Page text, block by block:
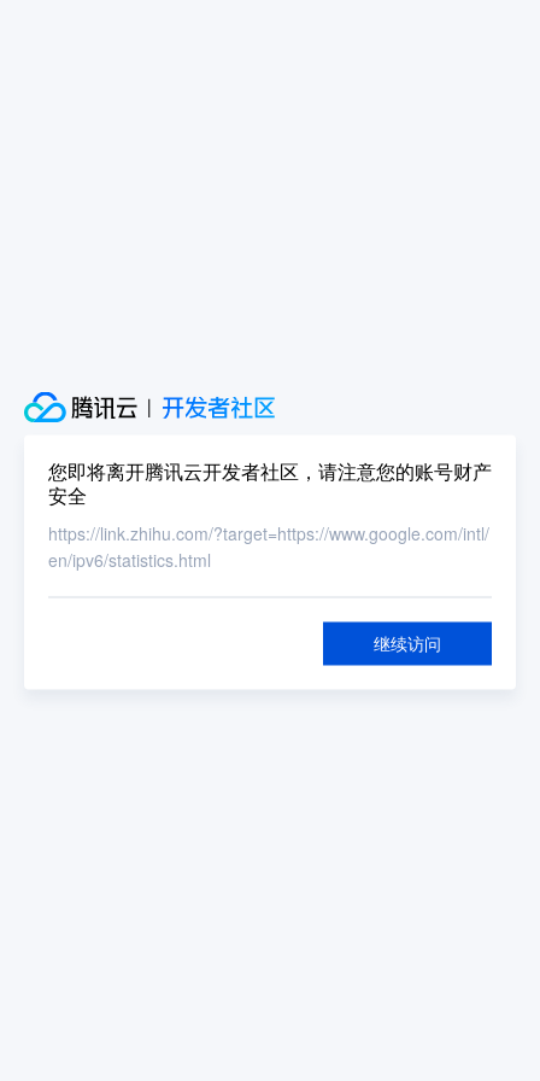
您即将离开腾讯云开发者社区，请注意您的账号财产
安全
https://link.zhihu.com/?target=https://www.google.com/intl/
en/ipv6/statistics.html
继续访问